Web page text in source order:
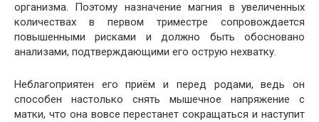
организма. Поэтому назначение магния в увеличенных
количествах в первом триместре сопровождается
повышенными рисками и должно быть обосновано
анализами, подтверждающими его острую нехватку.
Неблагоприятен его приём и перед родами, ведь он
способен настолько снять мышечное напряжение с
матки, что она вовсе перестанет сокращаться и наступит